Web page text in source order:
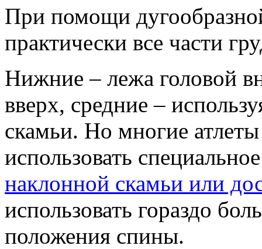
При помощи
практически все части
Нижние – лежа головой
вверх, средние –
скамьи. Но многие
использовать
наклонной скамьи или
использовать гораздо
положения спины.